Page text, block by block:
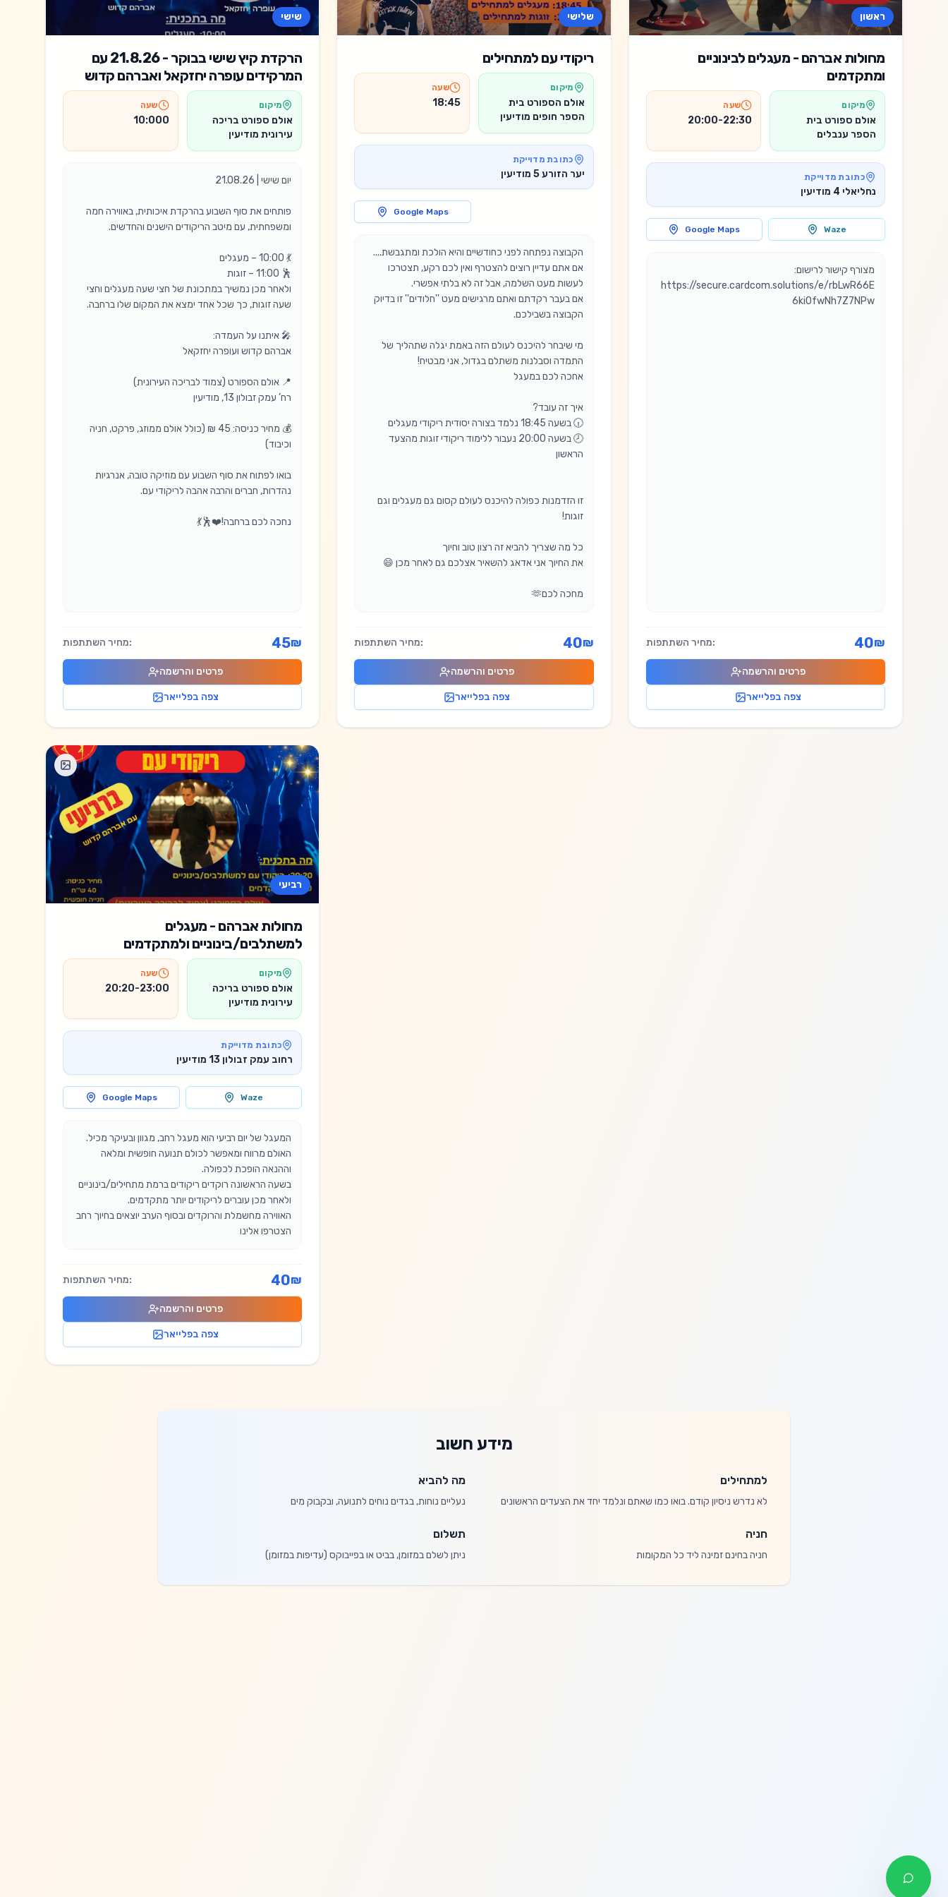
שישי
הרקדת קיץ שישי בבוקר - 21.8.26 עם
המרקידים עופרה יחזקאל ואברהם קדוש
שעה
10:000
מיקום
אולם ספורט בריכה
עירונית מודיעין
פותחים את סוף השבוע בהרקדת איכותית, באווירה חמה
ומשפחתית, עם מיטב הריקודים הישנים והחדשים.
💃 10:00 – מעגלים
🕺 11:00 – זוגות
ולאחר מכן נמשיך במתכונת של חצי שעה מעגלים וחצי
שעה זוגות, כך שכל אחד ימצא את המקום שלו ברחבה.
🎤 איתנו על העמדה:
אברהם קדוש ועופרה יחזקאל
📍 אולם הספורט (צמוד לבריכה העירונית)
רח’ עמק זבולון 13, מודיעין
💰 מחיר כניסה: 45 ₪ (כולל אולם ממוזג, פרקט, חניה
וכיבוד)
בואו לפתוח את סוף השבוע עם מוזיקה טובה, אנרגיות
נהדרות, חברים והרבה אהבה לריקודי עם.
נחכה לכם ברחבה!❤️🕺💃
מחיר השתתפות: 45₪
פרטים והרשמה
צפה בפלייאר
שלישי
ריקודי עם למתחילים
שעה
18:45
מיקום
אולם הספורט בית
הספר חופים מודיעין
כתובת מדוייקת
יער הזורע 5 מודיעין
Google Maps
מחכה לכם🫶
מחיר השתתפות: 40₪
פרטים והרשמה
צפה בפלייאר
ראשון
מחולות אברהם - מעגלים לבינוניים
ומתקדמים
שעה
20:00-22:30
מיקום
אולם ספורט בית
הספר ענבלים
כתובת מדוייקת
נחליאלי 4 מודיעין
Google Maps Waze
https://secure.cardcom.solutions/e/rbLwR66E
מחיר השתתפות: 40₪
פרטים והרשמה
צפה בפלייאר
רביעי
מחולות אברהם - מעגלים
למשתלבים/בינוניים ולמתקדמים
שעה
20:20-23:00
מיקום
אולם ספורט בריכה
עירונית מודיעין
כתובת מדוייקת
רחוב עמק זבולון 13 מודיעין
Google Maps Waze
המעגל של יום רביעי הוא מעגל רחב, מגוון ובעיקר מכיל.
האולם מרווח ומאפשר לכולם תנועה חופשית ומלאה
וההנאה הופכת לכפולה.
בשעה הראשונה רוקדים ריקודים ברמת מתחילים/בינוניים
ולאחר מכן עוברים לריקודים יותר מתקדמים.
האווירה מחשמלת והרוקדים ובסוף הערב יוצאים בחיוך רחב
הצטרפו אלינו
מחיר השתתפות: 40₪
פרטים והרשמה
צפה בפלייאר
מידע חשוב
למתחילים
לא נדרש ניסיון קודם. בואו כמו שאתם ונלמד יחד את הצעדים הראשונים
מה להביא
נעליים נוחות, בגדים נוחים לתנועה, ובקבוק מים
חניה
חניה בחינם זמינה ליד כל המקומות
תשלום
ניתן לשלם במזומן, בביט או בפייבוקס (עדיפות במזומן)